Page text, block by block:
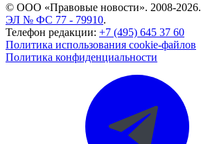
© ООО «Правовые новости». 2008-2026.
ЭЛ № ФС 77 - 79910.
Телефон редакции: +7 (495) 645 37 60
Политика использования cookie-файлов
Политика конфиденциальности